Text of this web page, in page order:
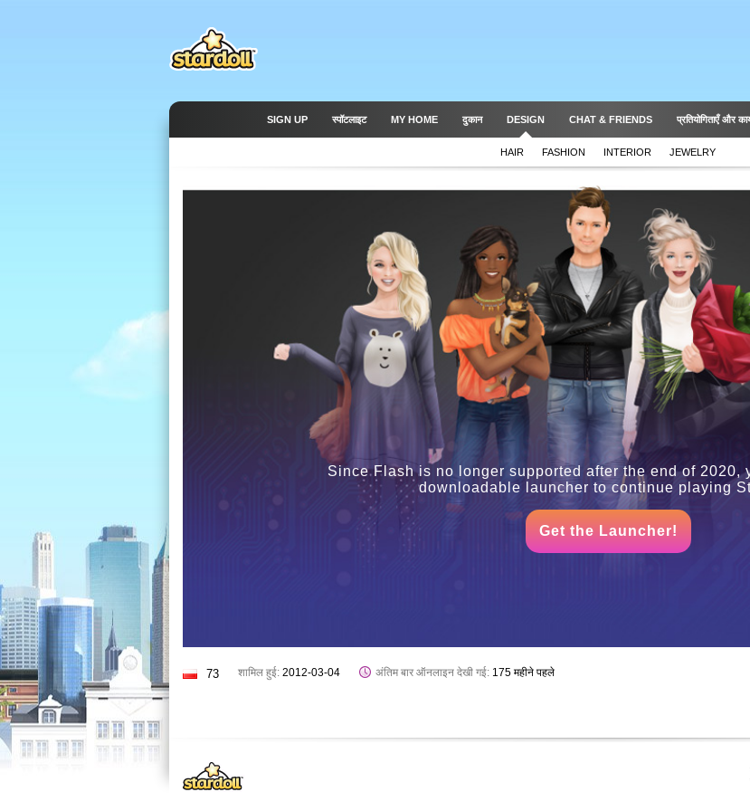
SIGN UP स्पॉटलाइट MY HOME दुकान DESIGN CHAT & FRIENDS प्रतियोगिताएँ और
HAIR FASHION INTERIOR JEWELRY
Since Flash is no longer supported after the end of 2020,
downloadable launcher to continue playing
Get the Launcher!
73 शामिल हुई: 2012-03-04 अंतिम बार ऑनलाइन देखी गई: 175 महीने पहले